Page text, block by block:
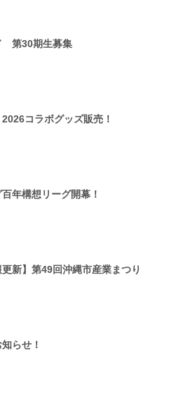
第30期生募集
コラボグッズ販売！
年構想リーグ開幕！
更新】第49回沖縄市産業まつり
らせ！